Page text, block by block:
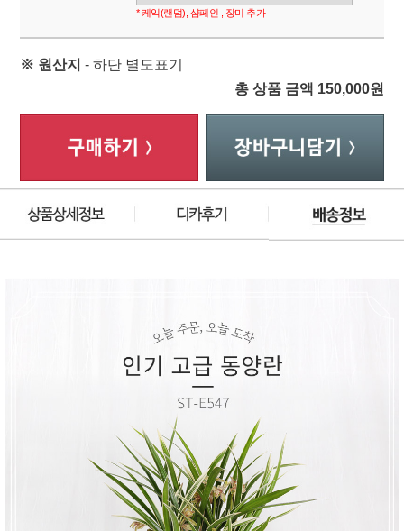
* 케익(랜덤), 샴페인 , 장미 추가
※ 원산지 - 하단 별도표기
총 상품 금액 150,000원